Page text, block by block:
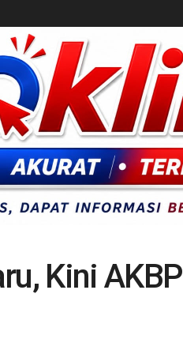
BREAKING NEWS
Kini AKBP